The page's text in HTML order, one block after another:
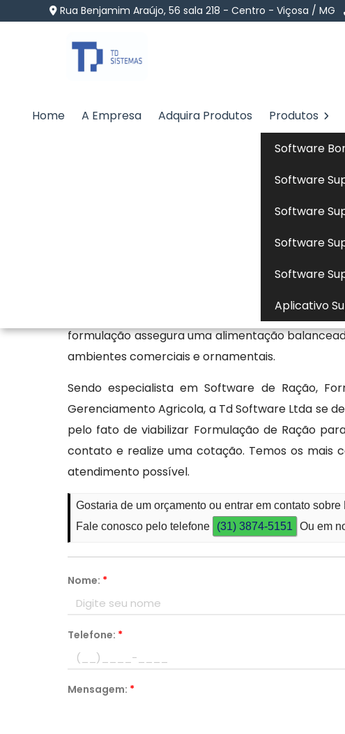
Rua Benjamim Araújo, 56 sala 218 - Centro - Viçosa / MG
Home A Empresa Adquira Produtos Produtos
Software
Software
Software
Software
Software
Aplicativo
Formulação de Ração
necessidades nutricionais de diferentes
qualidade, lipídios, vitaminas e minerais, essas
personalizadas, considerando fatores como tipo
formulação assegura uma alimentação
ambientes comerciais e ornamentais.
Sendo especialista em Software de Ração,
Gerenciamento Agricola, a Td Software Ltda se
pelo fato de viabilizar Formulação de Ração
contato e realize uma cotação. Temos os
atendimento possível.
Gostaria de um orçamento ou entrar em contato
Fale conosco pelo telefone
(31) 3874-5151 Ou em
Nome: *
Telefone: *
Mensagem: *